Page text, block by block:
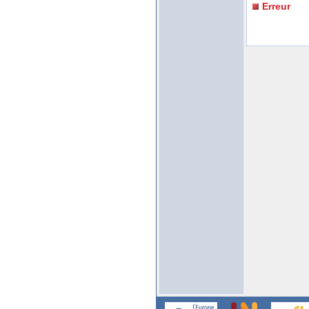
Erreur